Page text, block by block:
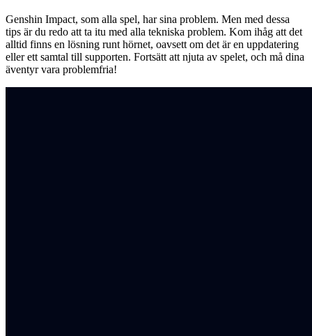
Genshin Impact, som alla spel, har sina problem. Men med dessa
tips är du redo att ta itu med alla tekniska problem. Kom ihåg att det
alltid finns en lösning runt hörnet, oavsett om det är en uppdatering
eller ett samtal till supporten. Fortsätt att njuta av spelet, och må dina
äventyr vara problemfria!